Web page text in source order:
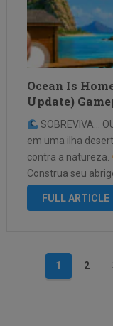
Ocean Is
Update)
SOBREVIVA…
em uma ilha
contra a natureza.
Construa seu
oceano te oferece
FULL ARTICLE
1 2